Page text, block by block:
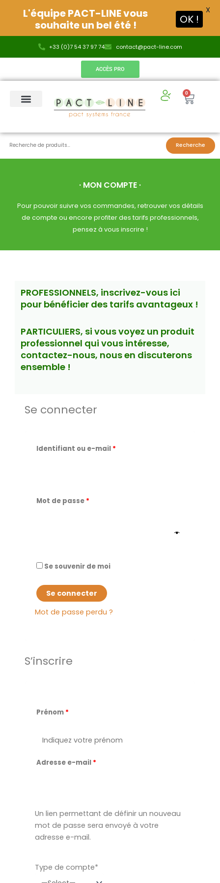
+33 (0)7 54 37 97 74 contact@pact-line.com
ACCÈS PRO
0
Panier
Recherche
Recherche
· MON COMPTE ·
Pour pouvoir suivre vos commandes, retrouver vos détails
de compte ou encore profiter des tarifs professionnels,
pensez à vous inscrire !
PROFESSIONNELS, inscrivez-vous ici
pour bénéficier des tarifs avantageux !
PARTICULIERS, si vous voyez un produit
professionnel qui vous intéresse,
contactez-nous, nous en discuterons
ensemble !
Se connecter
Identifiant ou e-mail *
Mot de passe *
Se souvenir de moi
Se connecter
Mot de passe perdu ?
S’inscrire
Prénom *
Adresse e-mail *
Un lien permettant de définir un nouveau
mot de passe sera envoyé à votre
adresse e-mail.
Type de compte*
L'équipe PACT-LINE vous
souhaite un bel été !
OK !
X